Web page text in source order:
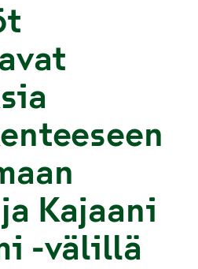
Kajaani
-välillä